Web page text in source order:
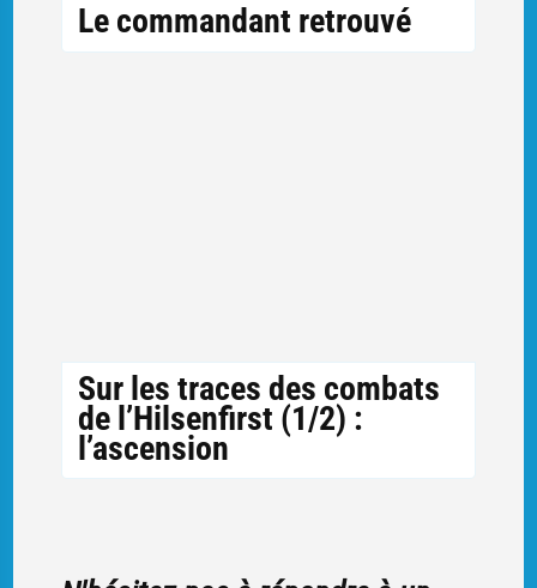
Le commandant retrouvé
Sur les traces des combats
de l’Hilsenfirst (1/2) :
l’ascension